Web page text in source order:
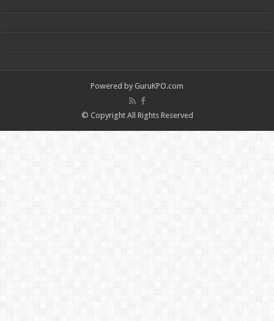
Powered by GuruKPO.com
© Copyright All Rights Reserved